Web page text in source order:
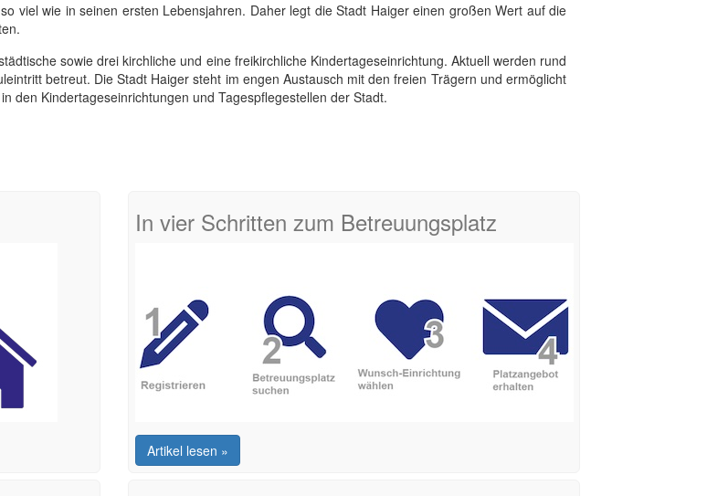
viel wie in seinen ersten Lebensjahren. Daher legt die Stadt Haiger einen großen Wert auf die
sowie drei kirchliche und eine freikirchliche Kindertageseinrichtung. Aktuell werden rund
betreut. Die Stadt Haiger steht im engen Austausch mit den freien Trägern und ermöglicht
den Kindertageseinrichtungen und Tagespflegestellen der Stadt.
In vier Schritten zum Betreuungsplatz
Artikel lesen »